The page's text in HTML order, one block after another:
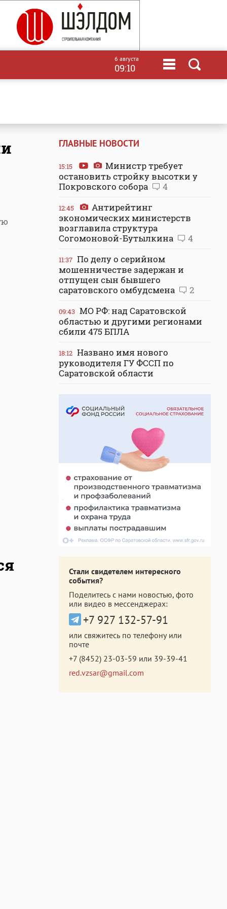
6 августа
09:10
ГЛАВНЫЕ НОВОСТИ
15:15
Министр требует
остановить стройку высотки у
Покровского собора
4
12:45
Антирейтинг
экономических министерств
возглавила структура
Согомоновой-Бутылкина
4
11:37 По делу о серийном
мошенничестве задержан и
отпущен сын бывшего
саратовского омбудсмена
2
09:43 МО РФ: над Саратовской
областью и другими регионами
сбили 475 БПЛА
18:12 Названо имя нового
руководителя ГУ ФССП по
Саратовской области
Стали свидетелем интересного
события?
Поделитесь с нами новостью, фото
или видео в мессенджерах:
+7 927 132-57-91
или свяжитесь по телефону или
почте
+7 (8452) 23-03-59 или 39-39-41
red.vzsar@gmail.com